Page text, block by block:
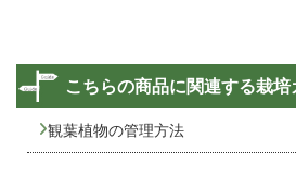
こちらの商品に関連する栽培
観葉植物の管理方法